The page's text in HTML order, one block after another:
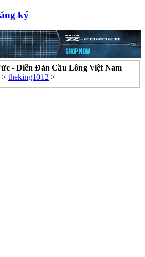
ký
- Diễn Đàn Cầu Lông Việt Nam
> theking1012 >